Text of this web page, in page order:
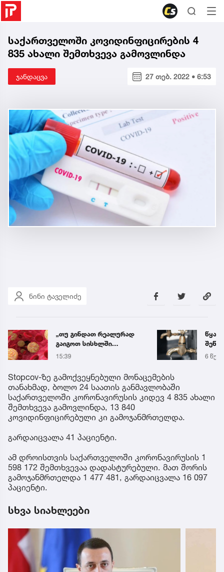
საქართველოში კოვიდინფიცირების 4
835 ახალი შემთხვევა გამოვლინდა
ჯანდაცვა 27 თებ. 2022 • 6:53
ნინი ტაველიძე
„თუ გინდათ რეალურად
გაიგოთ სისხლში
ქოლესტეროლის დონე,
გიორგი ღოღობერიძის
რჩევა
15:39 6
Stopcov-ზე გამოქვეყნებული მონაცემების
თანახმად, ბოლო 24 საათის განმავლობაში
საქართველოში კორონავირუსის კიდევ 4 835 ახალი
შემთხვევა გამოვლინდა, 13 840
კოვიდინფიცირებული კი გამოჯანმრთელდა.
გარდაიცვალა 41 პაციენტი.
ამ დროისთვის საქართველოში კორონავირუსის 1
598 172 შემთხვევაა დადასტურებული. მათ შორის
გამოჯანმრთელდა 1 477 481, გარდაიცვალა 16 097
პაციენტი.
სხვა სიახლეები